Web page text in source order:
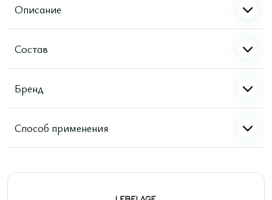
Описание
Состав
Бренд
Способ применения